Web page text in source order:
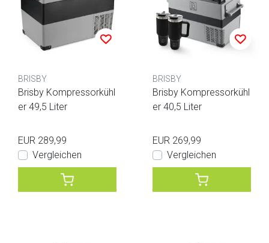
BRISBY
Brisby Kompressorkühl
er 49,5 Liter
EUR 289,99
Vergleichen
BRISBY
Brisby Kompressorkühl
er 40,5 Liter
EUR 269,99
Vergleichen